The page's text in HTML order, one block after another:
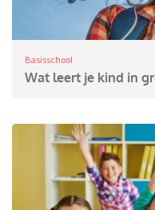
Basisschool
Wat leert je kind in